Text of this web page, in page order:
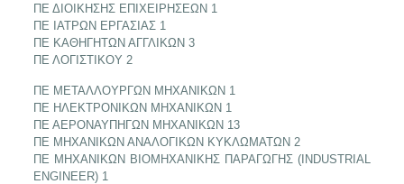
ΠΕ ΔΙΟΙΚΗΣΗΣ ΕΠΙΧΕΙΡΗΣΕΩΝ 1
ΠΕ ΙΑΤΡΩΝ ΕΡΓΑΣΙΑΣ 1
ΠΕ ΚΑΘΗΓΗΤΩΝ ΑΓΓΛΙΚΩΝ 3
ΠΕ ΛΟΓΙΣΤΙΚΟΥ 2
ΠΕ ΜΕΤΑΛΛΟΥΡΓΩΝ ΜΗΧΑΝΙΚΩΝ 1
ΠΕ ΗΛΕΚΤΡΟΝΙΚΩΝ ΜΗΧΑΝΙΚΩΝ 1
ΠΕ ΑΕΡΟΝΑΥΠΗΓΩΝ ΜΗΧΑΝΙΚΩΝ 13
ΠΕ ΜΗΧΑΝΙΚΩΝ ΑΝΑΛΟΓΙΚΩΝ ΚΥΚΛΩΜΑΤΩΝ 2
ΠΕ ΜΗΧΑΝΙΚΩΝ ΒΙΟΜΗΧΑΝΙΚΗΣ ΠΑΡΑΓΩΓΗΣ (INDUSTRIAL
ENGINEER) 1